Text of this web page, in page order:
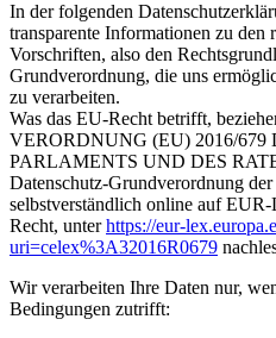
In der folgenden
transparente Informationen zu den
Vorschriften, also den
Grundverordnung, die uns
zu verarbeiten.
Was das EU-Recht betrifft,
VERORDNUNG (EU) 2016/679
PARLAMENTS UND DES
Datenschutz-Grundverordnung
selbstverständlich online auf
Recht, unterhttps://eur-
uri=celex%3A32016R0679
Wir verarbeiten Ihre Daten nur,
Bedingungen zutrifft: